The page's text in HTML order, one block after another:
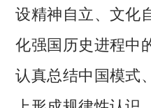
设精神自立、文化
化强国历史进程中
认真总结中国模式